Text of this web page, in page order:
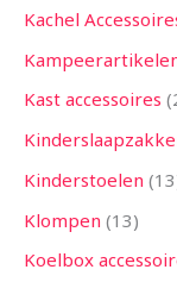
Kachel
Kast accessoires
Kinderstoelen 13
Klompen 13
Koelbox